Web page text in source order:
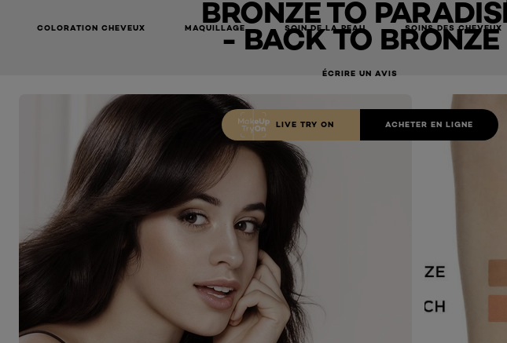
COLORATION CHEVEUX MAQUILLAGE SOIN DE LA PEAU SOINS DES CHEVEUX
BRONZE TO
- BACK TO BRONZE
ÉCRIRE UN AVIS
LIVE TRY ON ACHETER EN LIGNE